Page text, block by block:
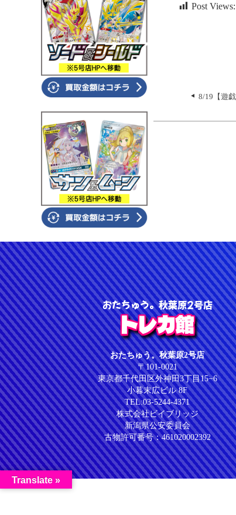
Post Views:
8/19【遊
おたちゅう。秋葉原2号店
トレカ館
おたちゅう。秋葉原2号店
〒101-0021
東京都千代田区外神田3丁目15−6
小暮末広ビル 8F
TEL:03-5244-4371
株式会社ビイブリッジ
新潟県公安委員会
古物許可番号：461020002392
Translate »